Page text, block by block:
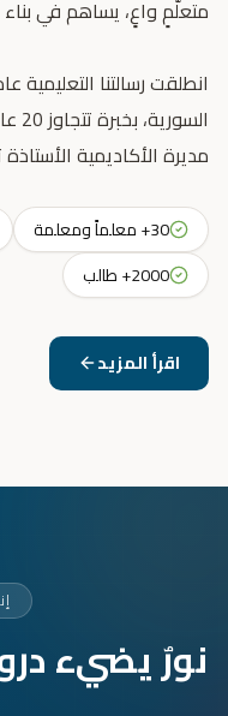
مديرة الأكاديمية
30+ معلماً ومعلمة
2000+ طالب
اقرأ المزيد
نورٌ يضيء